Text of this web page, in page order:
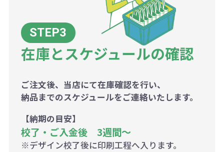
在庫とスケジュールの確認
ご注文後、当店にて在庫確認を行い、
納品までのスケジュールをご連絡いたします。
【納期の目安】
校了・ご入金後 3週間～
※デザイン校了後に印刷工程へ入ります。